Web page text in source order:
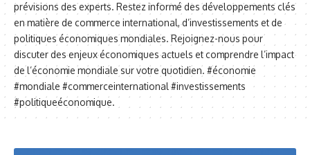
prévisions des experts. Restez informé des développements clés
en matière de commerce international, d’investissements et de
politiques économiques mondiales. Rejoignez-nous pour
discuter des enjeux économiques actuels et comprendre l’impact
de l’économie mondiale sur votre quotidien. #économie
#mondiale #commerceinternational #investissements
#politiqueéconomique.